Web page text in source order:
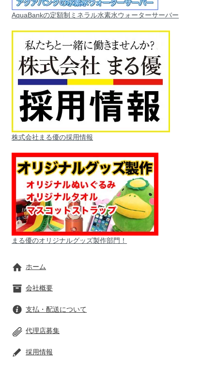
AquaBankの定額制ミネラル水素水ウォーターサーバー
株式会社まる優の採用情報
まる優のオリジナルグッズ製作部門！
ホーム
会社概要
支払・配送について
代理店募集
採用情報